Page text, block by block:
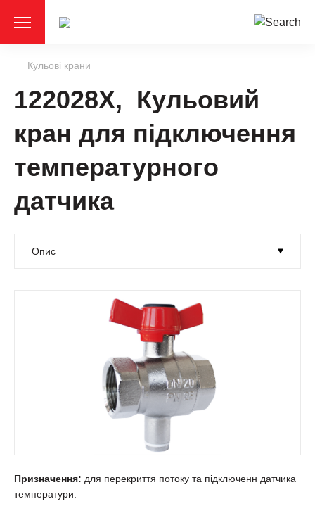
Кульові крани
122028X, Кульовий
кран для підключення
температурного
датчика
Призначення: для перекриття потоку та підключенн датчика
температури.